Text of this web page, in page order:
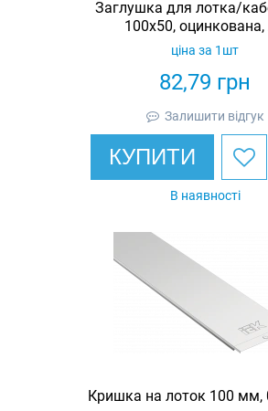
Заглушка для лотка/
100х50, оцинкована,
82,79 грн
ціна за 1шт
Залишити відгук
КУПИТИ
В наявності
Кришка на лоток 100 мм,